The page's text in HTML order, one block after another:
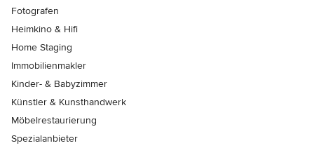
Fotografen
Heimkino & Hifi
Home Staging
Immobilienmakler
Kinder- & Babyzimmer
Künstler & Kunsthandwerk
Möbelrestaurierung
Spezialanbieter